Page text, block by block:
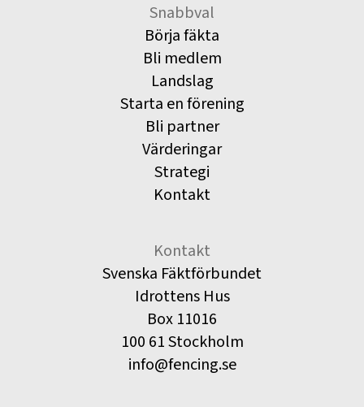
Snabbval
Börja fäkta
Bli medlem
Landslag
Starta en förening
Bli partner
Värderingar
Strategi
Kontakt
Kontakt
Svenska Fäktförbundet
Idrottens Hus
Box 11016
100 61 Stockholm
info@fencing.se